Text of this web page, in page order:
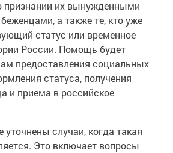
признании их вынужденными
а также те, кто уже
статус или временное
России. Помощь будет
предоставления социальных
статуса, получения
и приема в российское
уточнены случаи, когда такая
Это включает вопросы